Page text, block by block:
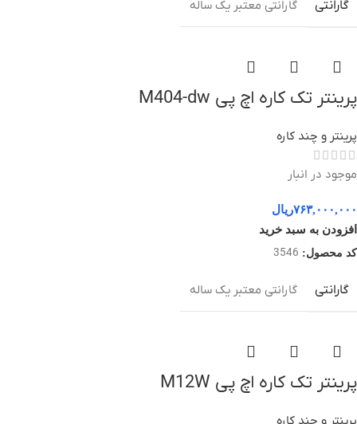
گارانتی گارانتی معتبر یک ساله
پرینتر تک کاره اچ پی M404-dw
پرینتر و چند کاره
موجود در انبار
۷۶۳,۰۰۰,۰۰۰ریال
افزودن به سبد خرید
کد محصول: 3546
گارانتی گارانتی معتبر یک ساله
پرینتر تک کاره اچ پی M12W